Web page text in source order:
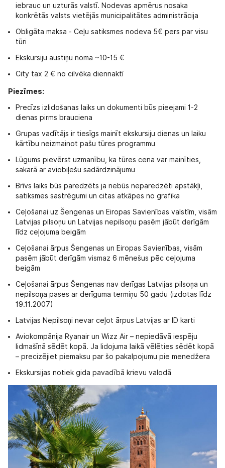
iebrauc un uzturās valstī. Nodevas apmērus nosaka
konkrētās valsts vietējās municipalitātes administrācija
Obligāta maksa - Ceļu satiksmes nodeva 5€ pers par visu
tūri
Ekskursiju austiņu noma ~10-15 €
City tax 2 € no cilvēka diennaktī
Piezīmes:
Precīzs izlidošanas laiks un dokumenti būs pieejami 1-2
dienas pirms brauciena
Grupas vadītājs ir tiesīgs mainīt ekskursiju dienas un laiku
kārtību neizmainot pašu tūres programmu
Lūgums pievērst uzmanību, ka tūres cena var mainīties,
sakarā ar aviobiļešu sadārdzinājumu
Brīvs laiks būs paredzēts ja nebūs neparedzēti apstākļi,
satiksmes sastrēgumi un citas atkāpes no grafika
Ceļošanai uz Šengenas un Eiropas Savienības valstīm, visām
Latvijas pilsoņu un Latvijas nepilsoņu pasēm jābūt derīgām
līdz ceļojuma beigām
Ceļošanai ārpus Šengenas un Eiropas Savienības, visām
pasēm jābūt derīgām vismaz 6 mēnešus pēc ceļojuma
beigām
Ceļošanai ārpus Šengenas nav derīgas Latvijas pilsoņa un
nepilsoņa pases ar derīguma termiņu 50 gadu (izdotas līdz
19.11.2007)
Latvijas Nepilsoņi nevar ceļot ārpus Latvijas ar ID karti
Aviokompānija Ryanair un Wizz Air – nepiedāvā iespēju
lidmašīnā sēdēt kopā. Ja lidojuma laikā vēlēties sēdēt kopā
– precizējiet piemaksu par šo pakalpojumu pie menedžera
Ekskursijas notiek gida pavadībā krievu valodā